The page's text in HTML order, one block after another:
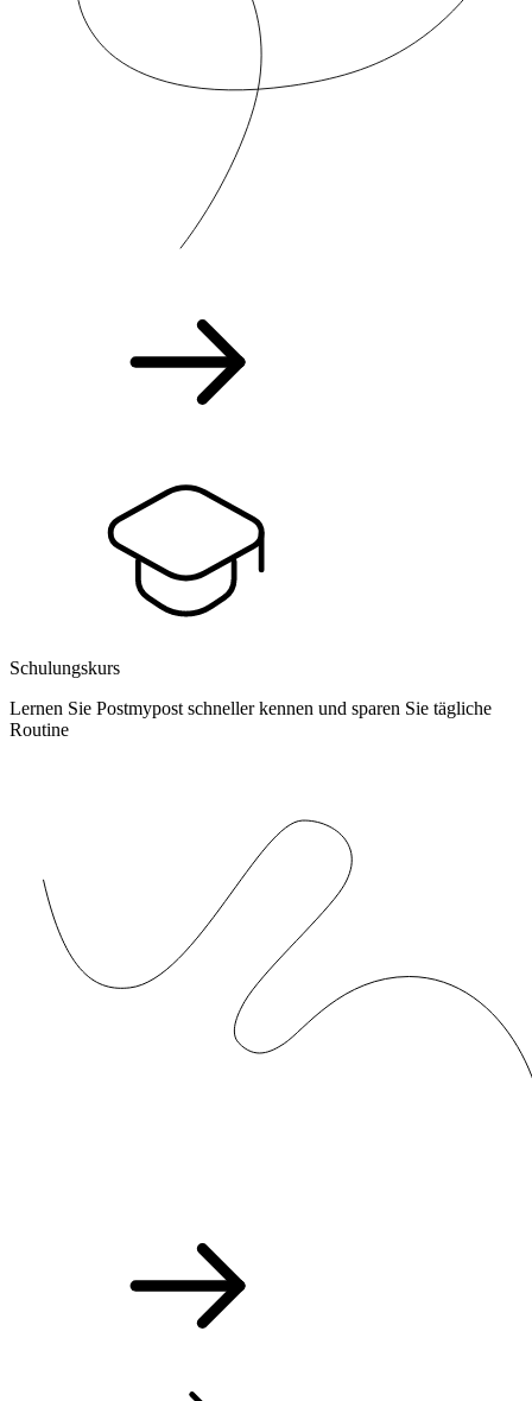
Schulungskurs
Lernen Sie Postmypost schneller kennen und sparen Sie tägliche
Routine